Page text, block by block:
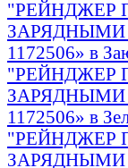
"РЕЙНДЖЕР
1172506» в
"РЕЙНДЖЕР
1172506» в
"РЕЙНДЖЕР